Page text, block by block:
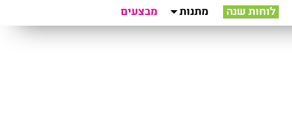
לוחות שנה מתנות מבצעים